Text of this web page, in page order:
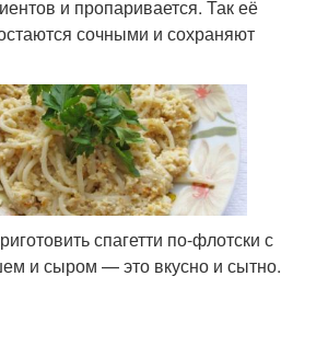
и пропаривается. Так её
сочными и сохраняют
спагетти по-флотски с
и сыром — это вкусно и сытно.